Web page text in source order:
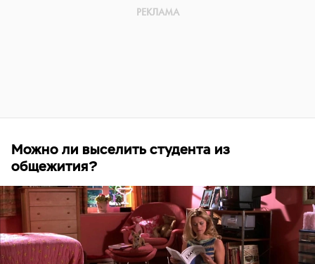
Можно ли выселить студента из
общежития?